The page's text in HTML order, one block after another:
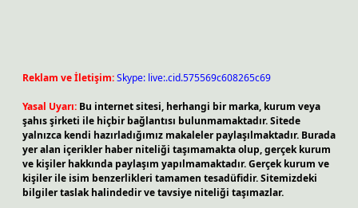
Reklam ve İletişim:Skype: live:.cid.575569c608265c69
Yasal Uyarı: Bu internet sitesi, herhangi bir marka, kurum veya
şahıs şirketi ile hiçbir bağlantısı bulunmamaktadır. Sitede
yalnızca kendi hazırladığımız makaleler paylaşılmaktadır. Burada
yer alan içerikler haber niteliği taşımamakta olup, gerçek kurum
ve kişiler hakkında paylaşım yapılmamaktadır. Gerçek kurum ve
kişiler ile isim benzerlikleri tamamen tesadüfidir. Sitemizdeki
bilgiler taslak halindedir ve tavsiye niteliği taşımazlar.